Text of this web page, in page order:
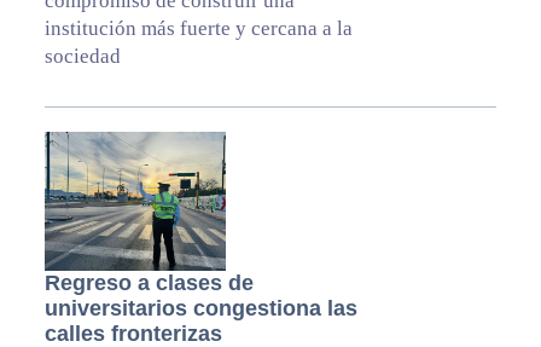
institución más fuerte y cercana a la
sociedad
Regreso a clases de
universitarios congestiona las
calles fronterizas